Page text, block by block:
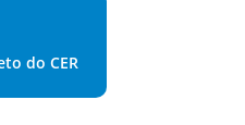
do CER